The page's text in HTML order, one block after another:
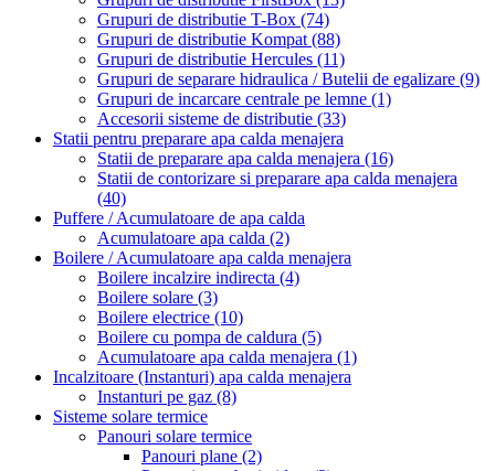
Grupuri de distributie T-Box (74)
Grupuri de distributie Kompat (88)
Grupuri de distributie Hercules (11)
Grupuri de separare hidraulica / Butelii de egalizare (9)
Grupuri de incarcare centrale pe lemne (1)
Accesorii sisteme de distributie (33)
Statii pentru preparare apa calda menajera
Statii de preparare apa calda menajera (16)
Statii de contorizare si preparare apa calda menajera
(40)
Puffere / Acumulatoare de apa calda
Acumulatoare apa calda (2)
Boilere / Acumulatoare apa calda menajera
Boilere incalzire indirecta (4)
Boilere solare (3)
Boilere electrice (10)
Boilere cu pompa de caldura (5)
Acumulatoare apa calda menajera (1)
Incalzitoare (Instanturi) apa calda menajera
Instanturi pe gaz (8)
Sisteme solare termice
Panouri solare termice
Panouri plane (2)